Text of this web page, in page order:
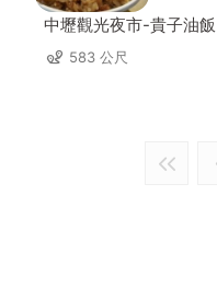
中壢觀光夜市-貴子油飯
583 公尺